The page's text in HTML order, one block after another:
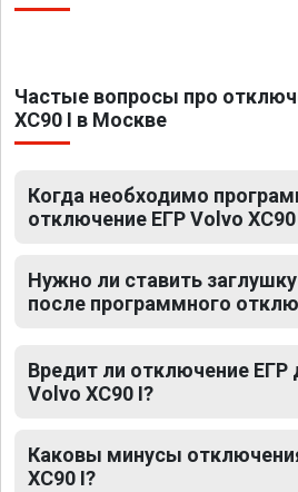
Частые вопросы про
XC90 I в Москве
Когда необходимо
отключение ЕГР Volvo XC90
Нужно ли ставить заглушку
после программного
Вредит ли отключение ЕГР
Volvo XC90 I?
Каковы минусы
XC90 I?